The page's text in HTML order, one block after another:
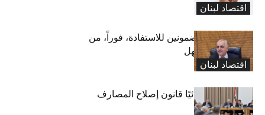
اقتصاد لبنان
أعمالها؟
اقتصاد لبنان
كركي يدعو المضمونين للاستفادة، فوراً، من
قانون تعليق المهل
“المال” تنجز نهائيًا قانون إصلاح المصارف